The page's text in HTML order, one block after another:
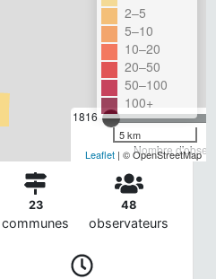
1816
Nombre
2–5
5–10
10–20
20–50
50–100
100+
5 km
Leaflet | © OpenStreetMap
23
communes
48
observateurs